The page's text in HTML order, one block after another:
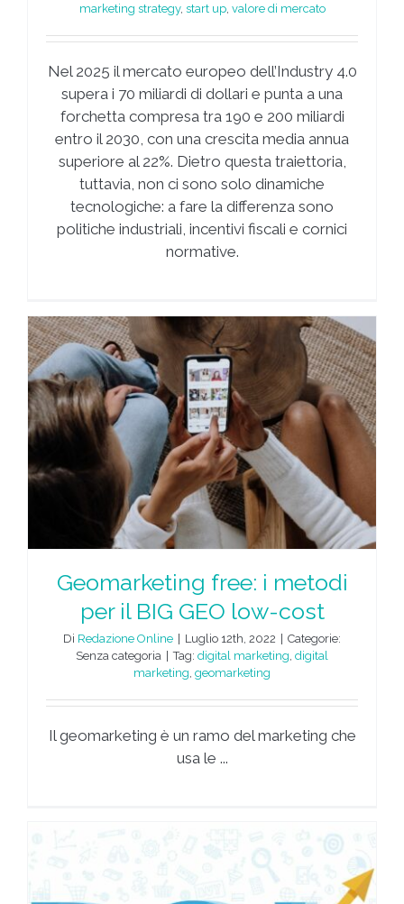
marketing strategy, start up, valore di mercato
Nel 2025 il mercato europeo dell’Industry 4.0
supera i 70 miliardi di dollari e punta a una
forchetta compresa tra 190 e 200 miliardi
entro il 2030, con una crescita media annua
superiore al 22%. Dietro questa traiettoria,
tuttavia, non ci sono solo dinamiche
tecnologiche: a fare la differenza sono
politiche industriali, incentivi fiscali e cornici
normative.
Geomarketing free: i metodi
per il BIG GEO low-cost
Di Redazione Online | Luglio 12th, 2022 | Categorie:
Senza categoria | Tag: digital marketing digital
marketing geomarketing
Il geomarketing è un ramo del marketing che
usa le ...